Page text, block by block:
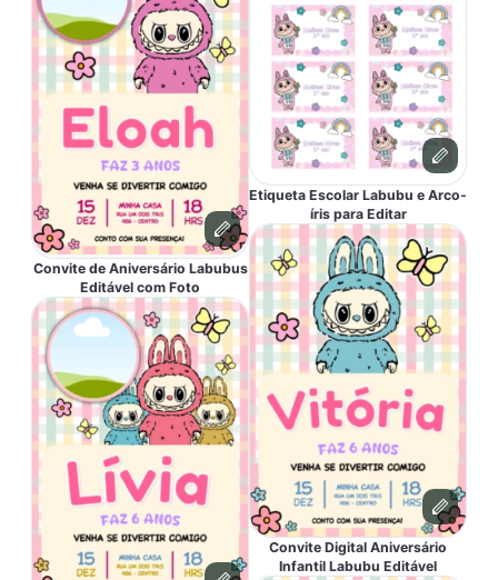
Convite de Aniversário Labubus
Editável com Foto
Etiqueta Escolar Labubu e Arco-
íris para Editar
Convite Digital Aniversário
Infantil Labubu Editável